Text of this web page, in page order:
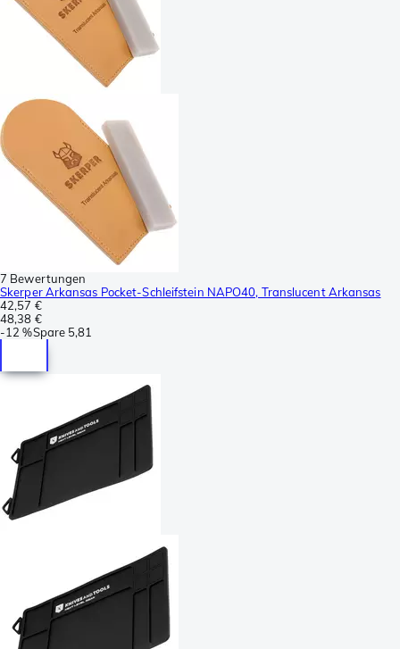
7 Bewertungen
Skerper Arkansas Pocket-Schleifstein NAPO40, Translucent Arkansas
42,57 €
48,38 €
-12 %Spare 5,81